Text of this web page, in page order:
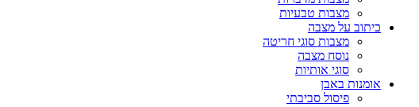
מצבות טבעיות
כיתוב על מצבה
מצבות סוגי חריטה
נוסח מצבה
סוגי אותיות
אומנות באבן
פיסול סביבתי